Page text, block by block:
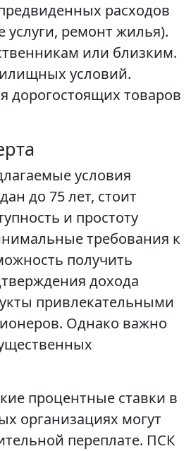
расходов
услуги, ремонт жилья).
или близким.
условий.
дорогостоящих товаров
условия
до 75 лет, стоит
и простоту
требования к
получить
дохода
привлекательными
Однако важно
процентные ставки в
организациях могут
переплате. ПСК